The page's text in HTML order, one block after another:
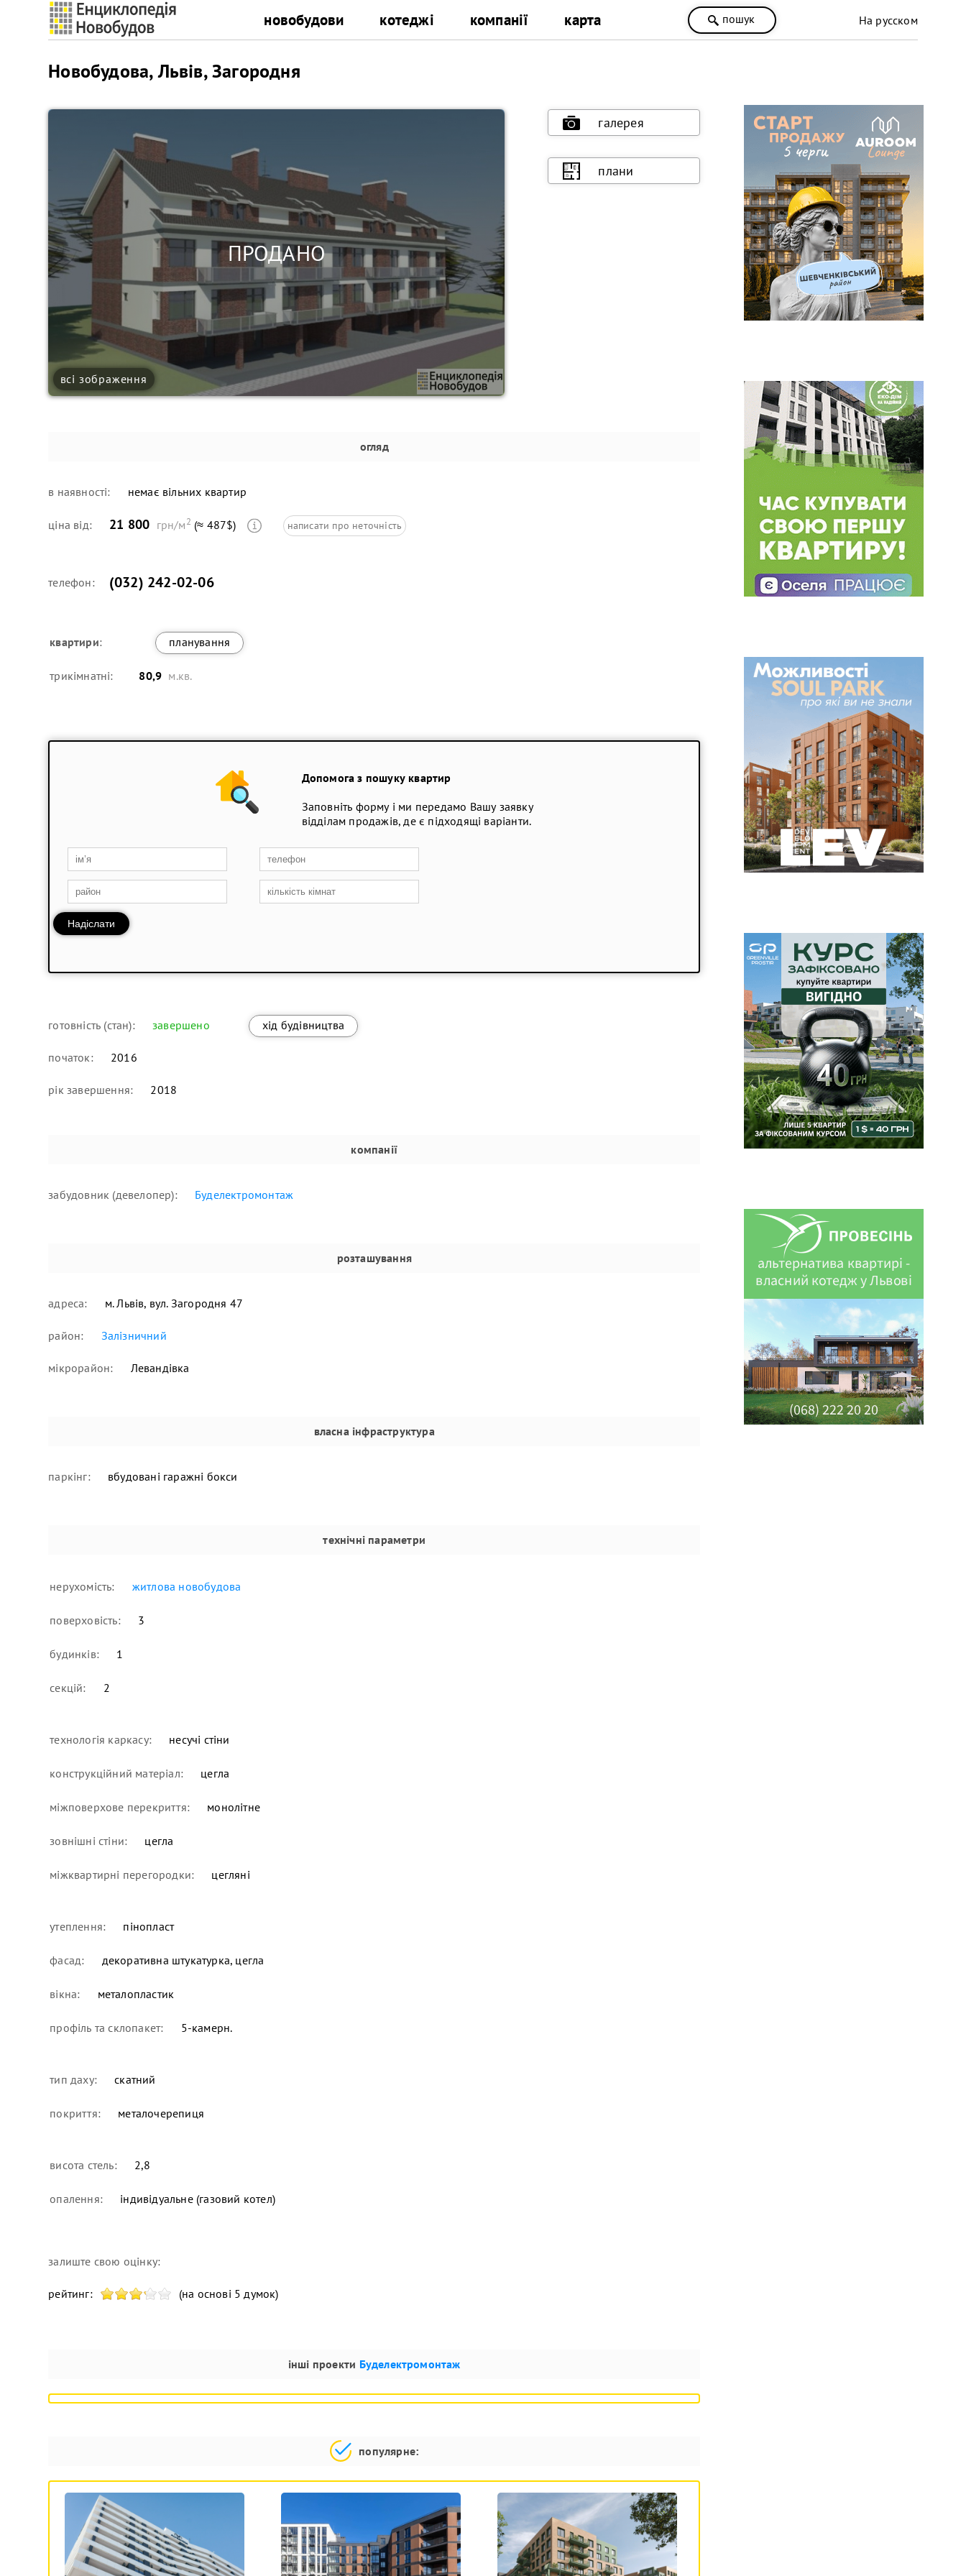
новобудови котеджі компанії карта пошук На русском
Новобудова, Львів, Загородня
всі зображення
галерея
плани
огляд
в наявності: немає вільних квартир
ціна від: 21 800 грн/м2 (≈ 487$) написати про неточність
телефон: (032) 242-02-06
квартири: планування
трикімнатні: 80,9 м.кв.
Допомога з пошуку квартир
Заповніть форму і ми передамо Вашу заявку
відділам продажів, де є підходящі варіанти.
Надіслати
готовність (стан): завершено хід будівництва
початок: 2016
рік завершення: 2018
компанії
забудовник (девелопер): Буделектромонтаж
розташування
адреса: м. Львів, вул. Загородня 47
район: Залізничний
мікрорайон: Левандівка
власна інфраструктура
паркінг: вбудовані гаражні бокси
технічні параметри
нерухомість: житлова новобудова
поверховість: 3
будинків: 1
секцій: 2
технологія каркасу: несучі стіни
конструкційний матеріал: цегла
міжповерхове перекриття: монолітне
зовнішні стіни: цегла
міжквартирні перегородки: цегляні
утеплення: пінопласт
фасад: декоративна штукатурка, цегла
вікна: металопластик
профіль та склопакет: 5-камерн.
тип даху: скатний
покриття: металочерепиця
висота стель: 2,8
опалення: індивідуальне (газовий котел)
залиште свою оцінку:
рейтинг: (на основі 5 думок)
інші проекти Буделектромонтаж
популярне: